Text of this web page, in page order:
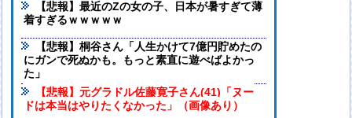
【悲報】最近のZの女の子、日本が暑すぎて薄
着すぎるｗｗｗｗｗ
【悲報】桐谷さん「人生かけて7億円貯めたの
にガンで死ぬかも。もっと素直に遊べばよかっ
た」
【悲報】元グラドル佐藤寛子さん(41)「ヌー
ドは本当はやりたくなかった」（画像あり）